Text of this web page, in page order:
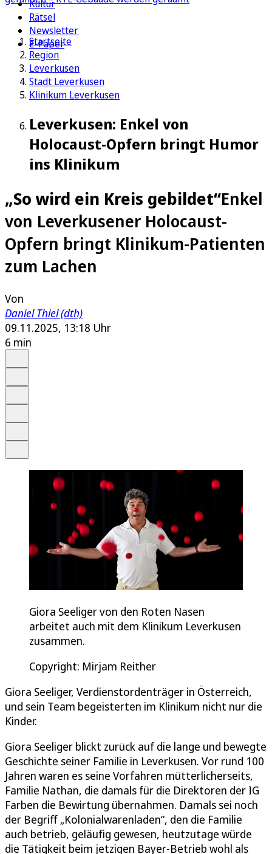
Kultur
Rätsel
Newsletter
E-Paper
Startseite
Region
Leverkusen
Stadt Leverkusen
Klinikum Leverkusen
Leverkusen: Enkel von
Holocaust-Opfern bringt Humor
ins Klinikum
„So wird ein Kreis gebildet“Enkel
von Leverkusener Holocaust-
Opfern bringt Klinikum-Patienten
zum Lachen
Von
Daniel Thiel (dth)
09.11.2025, 13:18 Uhr
6 min
Giora Seeliger von den Roten Nasen
arbeitet auch mit dem Klinikum Leverkusen
zusammen.
Copyright: Mirjam Reither
Giora Seeliger, Verdienstordenträger in Österreich,
und sein Team begeisterten im Klinikum nicht nur die
Kinder.
Giora Seeliger blickt zurück auf die lange und bewegte
Geschichte seiner Familie in Leverkusen. Vor rund 100
Jahren waren es seine Vorfahren mütterlicherseits,
Familie Nathan, die damals für die Direktoren der IG
Farben die Bewirtung übernahmen. Damals sei noch
der Begriff „Kolonialwarenladen“, den die Familie
auch betrieb, geläufig gewesen, heutzutage würde
die Tätigkeit beim jetzigen Bayer-Betrieb wohl als